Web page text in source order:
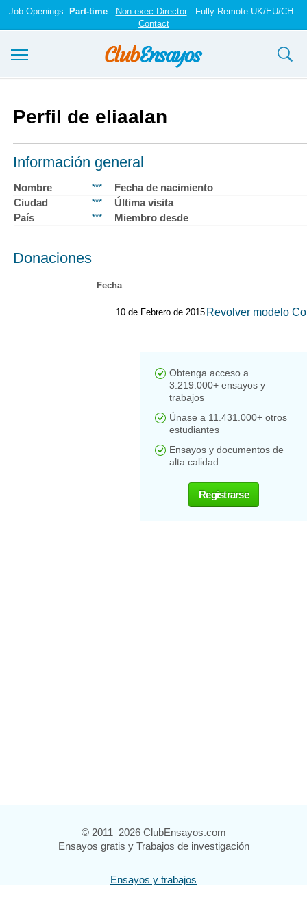
Job Openings: Part-time- Non-exec Director- Fully Remote UK/EU/CH -
Contact
Registrarse
Iniciar sesión
Contáctenos
Perfil de eliaalan
Información general
Nombre ***
Fecha de nacimiento
Ciudad
***
Última visita
País
*** Miembro desde
Donaciones
Fecha
10 de Febrero de 2015 Revolver modelo
Obtenga acceso a
3.219.000+ ensayos y
trabajos
Únase a 11.431.000+ otros
estudiantes
Ensayos y documentos de
alta calidad
Registrarse
© 2011–2026 ClubEnsayos.com
Ensayos gratis y Trabajos de investigación
Ensayos y trabajos